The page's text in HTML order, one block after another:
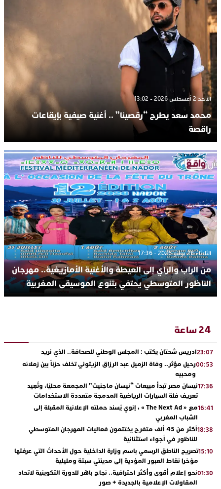
الأحد 2 أغسطس 2026 - 13:02
محمد سعد يطرح “رقصينا” .. أغنية صيفية بإيقاعات
راقصة
الثلاثاء 28 يوليو 2026 - 17:36
من الراب والراي إلى العيطة والأغنية الأمازيغية.. مهرجان
الناظور المتوسطي يحتفي بتنوع الموسيقى المغربية
24 ساعة
23:07ادريس شحتان يكتب : المجلس الوطني للصحافة.. الذي نريد
00:53رحيل مؤثر.. وفاة الزميل عبد الرزاق الزيتوني تخلف حزناً بين زملائه
ومحبيه
17:36نيسان مصر تبدأ مبيعات “نيسان ماجنيت” المجمعة محليًا، وتُعِيد
تعريف فئة السيارات الرياضية المدمجة متعددة الاستخدامات
16:41
مع « The Next Ad » ، إنوي يُسند حملته الإعلانية المقبلة إلى
الشباب المغربي
18:38
أكثر من 45 ألف متفرج يختتمون فعاليات المهرجان المتوسطي
للناظور في أجواء استثنائية
15:10تصريح الناطق الرسمي باسم وزارة الداخلية حول الأحداث التي عرفتها
مؤخرا نقاط العبور المؤدية إلى مدينتي سبتة ومليلية
01:30نحو إعلام أقوى وأكثر احترافية.. نجاح باهر للدورة التكوينية لاتحاد
المقاولات الإعلامية بالجديدة + صور